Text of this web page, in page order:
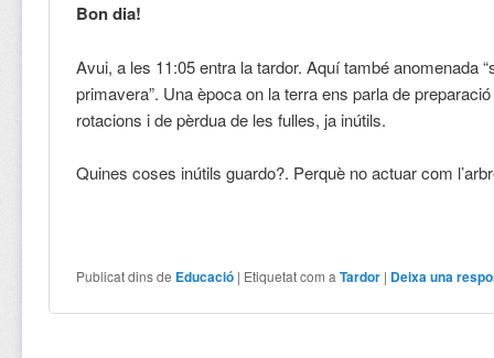
Bon dia!
Avui, a les 11:05 entra la tardor. Aquí també anomenada
primavera”. Una època on la terra ens parla de
rotacions i de pèrdua de les fulles, ja inútils.
Quines coses inútils guardo?. Perquè no actuar com
Publicat dins de Educació | Etiquetat com a Tardor | Deixa una